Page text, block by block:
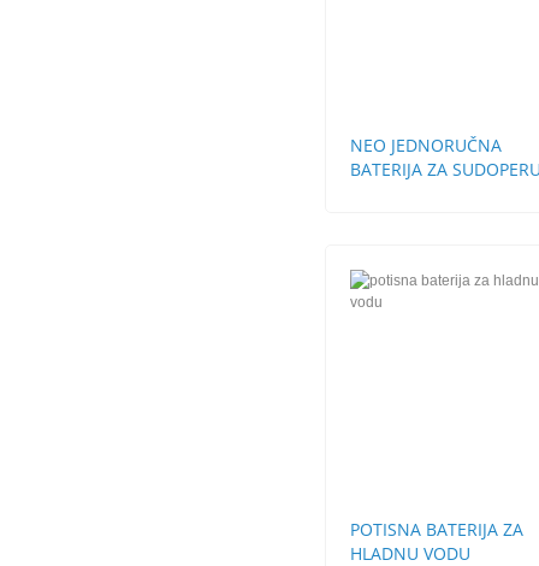
NEO JEDNORUČNA
BATERIJA ZA
POTISNA BATERIJA ZA
HLADNU VODU